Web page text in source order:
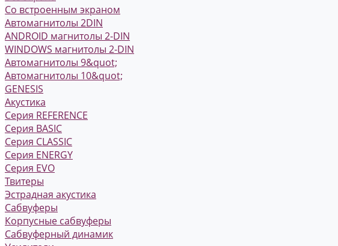
Со встроенным экраном
Автомагнитолы 2DIN
ANDROID магнитолы 2-DIN
WINDOWS магнитолы 2-DIN
Автомагнитолы 9&quot;
Автомагнитолы 10&quot;
GENESIS
Акустика
Серия REFERENCE
Серия BASIC
Серия CLASSIC
Серия ENERGY
Серия EVO
Твитеры
Эстрадная акустика
Сабвуферы
Корпусные сабвуферы
Сабвуферный динамик